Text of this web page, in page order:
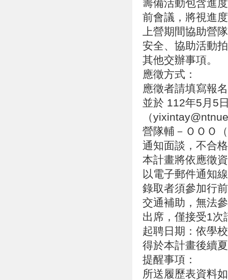
籌備活動包含進
前會議，將視進
上營期間協助營
安全、協助活動
其他交辦事項。
應徵方式：
應徵者請填寫報
並於 112年5月5
（
營隊輔－ＯＯＯ
通知面談，不合
本計畫將依應徵
以電子郵件通知
錄取者須參加行
交通補助，無法
出席，僅接受1次
起聘日期：依學
得於本計畫後續
提醒事項：
所送履歷表資料